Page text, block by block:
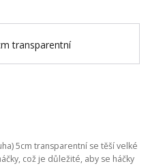
5cm transparentní se těší velké
což je důležité, aby se háčky